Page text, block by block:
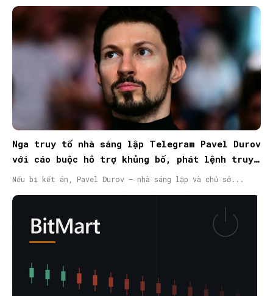
Nga truy tố nhà sáng lập Telegram Pavel Durov
với cáo buộc hỗ trợ khủng bố, phát lệnh truy
nã quốc tế
Nếu bị kết án, Pavel Durov – nhà sáng lập và chủ sở...